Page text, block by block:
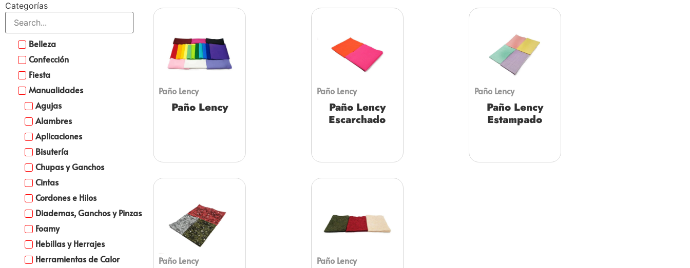
Categorías
Belleza
Confección
Fiesta
Manualidades
Agujas
Alambres
Aplicaciones
Bisutería
Chupas y Ganchos
Cintas
Cordones e Hilos
Diademas, Ganchos y Pinzas
Foamy
Hebillas y Herrajes
Herramientas de Calor
Paño Lency
Paño Lency
Paño Lency
Paño Lency
Escarchado
Paño Lency
Paño Lency
Estampado
Paño Lency Paño Lency